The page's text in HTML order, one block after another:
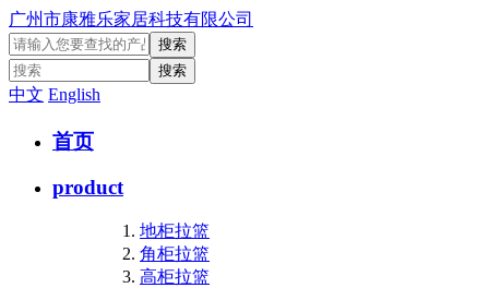
广州市康雅乐家居科技有限公司
中文 English
首页
product
地柜拉篮
角柜拉篮
高柜拉篮